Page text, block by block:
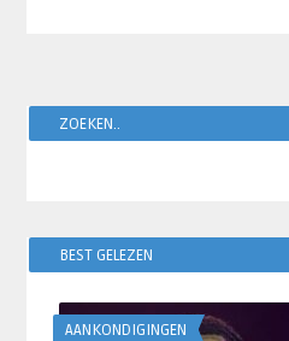
ZOEKEN..
BEST GELEZEN
AANKONDIGINGEN